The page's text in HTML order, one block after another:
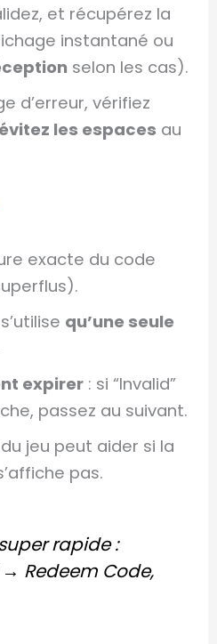
et récupérez la
instantané ou
selon les cas).
d’erreur, vérifiez
évitez les espaces au
exacte du code
qu’une seule
expirer : si “Invalid”
passez au suivant.
jeu peut aider si la
pas.
rapide :
Redeem Code,